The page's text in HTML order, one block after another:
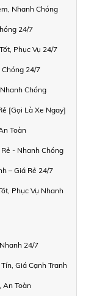
Nhanh Chóng
24/7
Phục Vụ 24/7
Chóng 24/7
Chóng
[Gọi Là Xe Ngay]
Toàn
- Nhanh Chóng
– Giá Rẻ 24/7
Phục Vụ Nhanh
24/7
Giá Cạnh Tranh
An Toàn